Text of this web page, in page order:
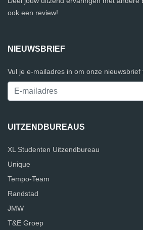
ook een review!
NIEUWSBRIEF
Vul je e-mailadres in om onze nieuwsbrief
UITZENDBUREAUS
XL Studenten Uitzendbureau
Unique
Tempo-Team
Randstad
JMW
T&E Groep